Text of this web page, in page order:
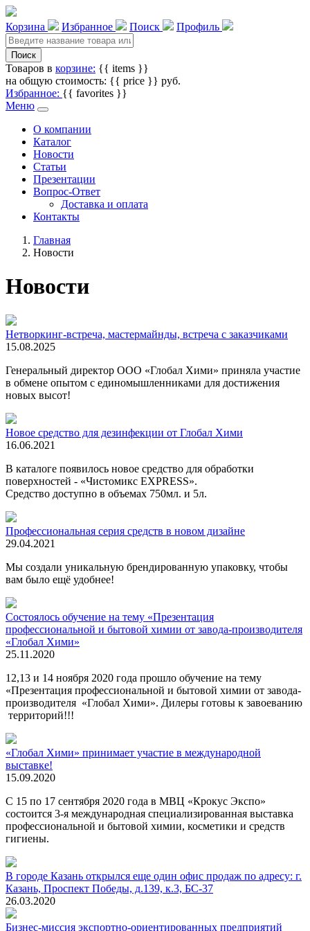
Корзина Избранное Поиск Профиль
Поиск
Товаров в корзине: {{ items }}
на общую стоимость: {{ price }} руб.
Избранное: {{ favorites }}
Меню
О компании
Каталог
Новости
Статьи
Презентации
Вопрос-Ответ
Доставка и оплата
Контакты
Главная
Новости
Новости
Нетворкинг-встреча, мастермайнды, встреча с заказчиками
15.08.2025
Генеральный директор ООО «Глобал Хими» приняла участие
в обмене опытом с единомышленниками для достижения
новых высот!
Новое средство для дезинфекции от Глобал Хими
16.06.2021
В каталоге появилось новое средство для обработки
поверхностей - «Чистомикс EXPRESS».
Средство доступно в объемах 750мл. и 5л.
Профессиональная серия средств в новом дизайне
29.04.2021
Мы создали уникальную брендированную упаковку, чтобы
вам было ещё удобнее!
Состоялось обучение на тему «Презентация
профессиональной и бытовой химии от завода-производителя
«Глобал Хими»
25.11.2020
12,13 и 14 ноября 2020 года прошло обучение на тему
«Презентация профессиональной и бытовой химии от завода-
производителя «Глобал Хими». Дилеры готовы к завоеванию
территорий!!!
«Глобал Хими» принимает участие в международной
выставке!
15.09.2020
С 15 по 17 сентября 2020 года в МВЦ «Крокус Экспо»
состоится 3-я международная специализированная выставка
профессиональной и бытовой химии, косметики и средств
гигиены.
В городе Казань открылся еще один офис продаж по адресу: г.
Казань, Проспект Победы, д.139, к.3, БС-37
26.03.2020
Бизнес-миссия экспортно-ориентированных предприятий